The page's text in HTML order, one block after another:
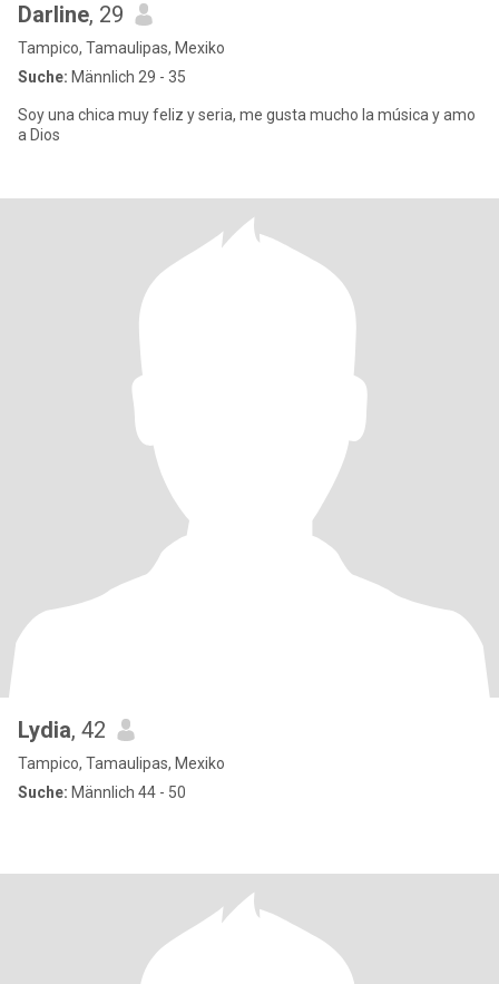
Darline, 29
Tampico, Tamaulipas, Mexiko
Suche: Männlich 29 - 35
Soy una chica muy feliz y seria, me gusta mucho la música y amo
a Dios
Lydia, 42
Tampico, Tamaulipas, Mexiko
Suche: Männlich 44 - 50